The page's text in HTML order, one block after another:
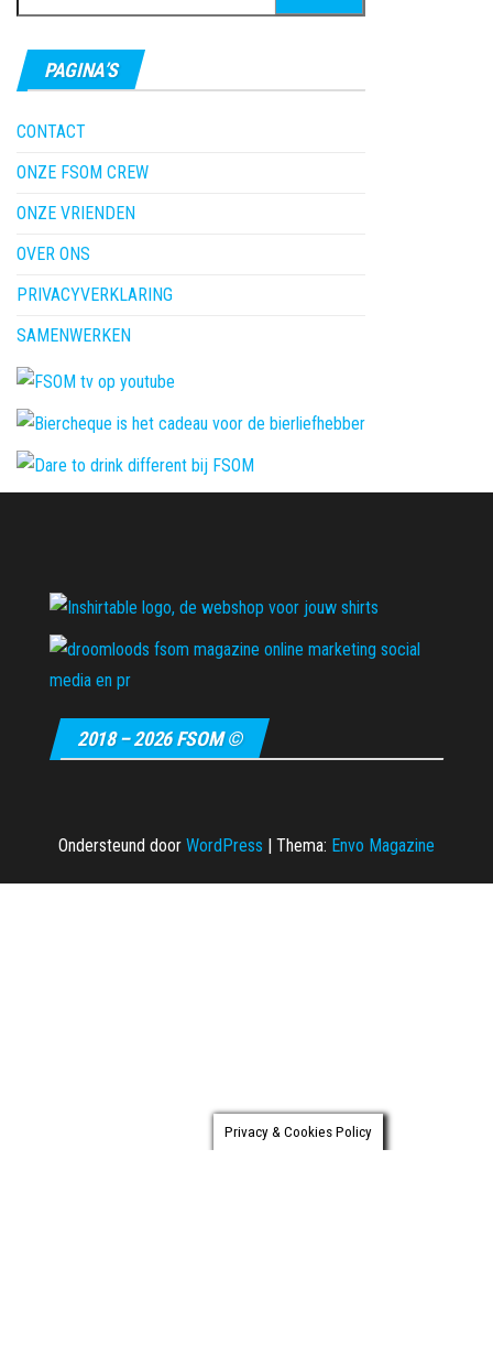
naar:
PAGINA’S
CONTACT
ONZE FSOM CREW
ONZE VRIENDEN
OVER ONS
PRIVACYVERKLARING
SAMENWERKEN
2018 – 2026 FSOM ©
Ondersteund door WordPress | Thema: Envo Magazine
Privacy & Cookies Policy